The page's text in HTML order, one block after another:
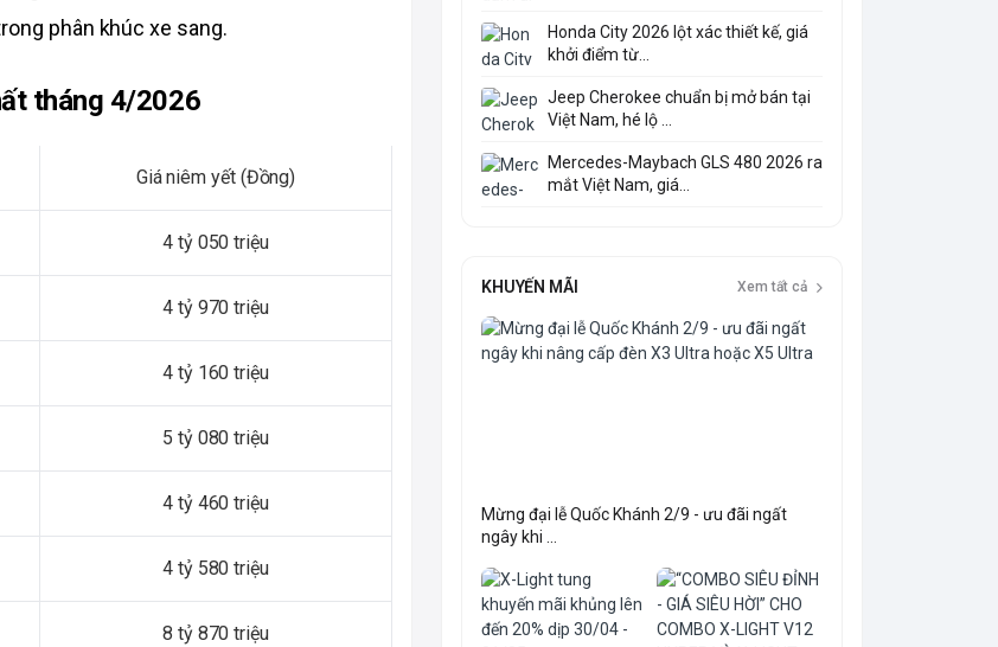
phân khúc xe sang.
tháng 4/2026
Giá niêm yết (Đồng)
4 tỷ 050 triệu
4 tỷ 970 triệu
4 tỷ 160 triệu
5 tỷ 080 triệu
4 tỷ 460 triệu
4 tỷ 580 triệu
8 tỷ 870 triệu
Honda City 2026 lột xác thiết kế, giá
khởi điểm từ...
Jeep Cherokee chuẩn bị mở bán tại
Việt Nam, hé lộ ...
Mercedes-Maybach GLS 480 2026 ra
mắt Việt Nam, giá...
KHUYẾN MÃI Xem tất cả
Mừng đại lễ Quốc Khánh 2/9 - ưu đãi ngất
ngây khi ...